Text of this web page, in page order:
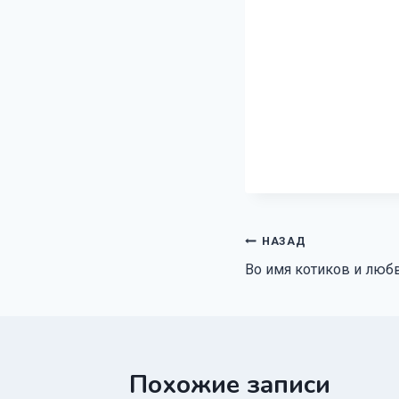
Навигация
по
НАЗАД
Во имя котиков и
Похожие записи